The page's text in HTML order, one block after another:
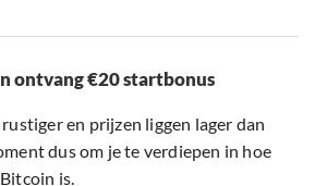
ontvang €20 startbonus
en prijzen liggen lager dan
dus om je te verdiepen in hoe
is.